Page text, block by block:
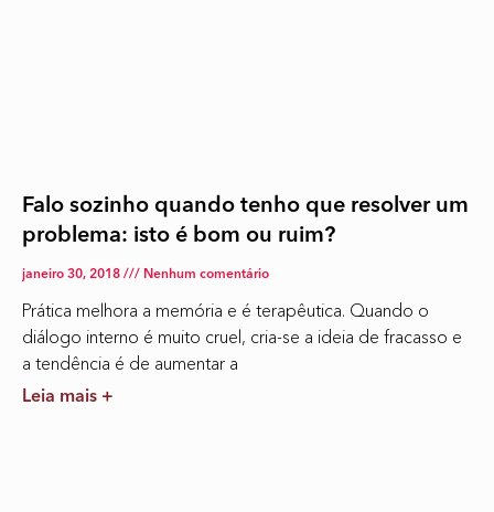
Falo sozinho quando tenho que resolver um
problema: isto é bom ou ruim?
janeiro 30, 2018 Nenhum comentário
Prática melhora a memória e é terapêutica. Quando o
diálogo interno é muito cruel, cria-se a ideia de fracasso e
a tendência é de aumentar a
Leia mais +